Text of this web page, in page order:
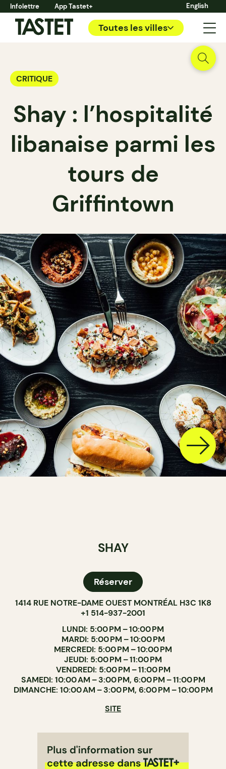
Infolettre App Tastet+ English
Toutes les villes
CRITIQUE
Shay : l’hospitalité
libanaise parmi les
tours de
Griffintown
SHAY
Réserver
1414 RUE NOTRE-DAME OUEST MONTRÉAL H3C 1K8
+1 514-937-2001
LUNDI: 5:00 PM – 10:00 PM
MARDI: 5:00 PM – 10:00 PM
MERCREDI: 5:00 PM – 10:00 PM
JEUDI: 5:00 PM – 11:00 PM
VENDREDI: 5:00 PM – 11:00 PM
SAMEDI: 10:00 AM – 3:00 PM, 6:00 PM – 11:00 PM
DIMANCHE: 10:00 AM – 3:00 PM, 6:00 PM – 10:00 PM
SITE